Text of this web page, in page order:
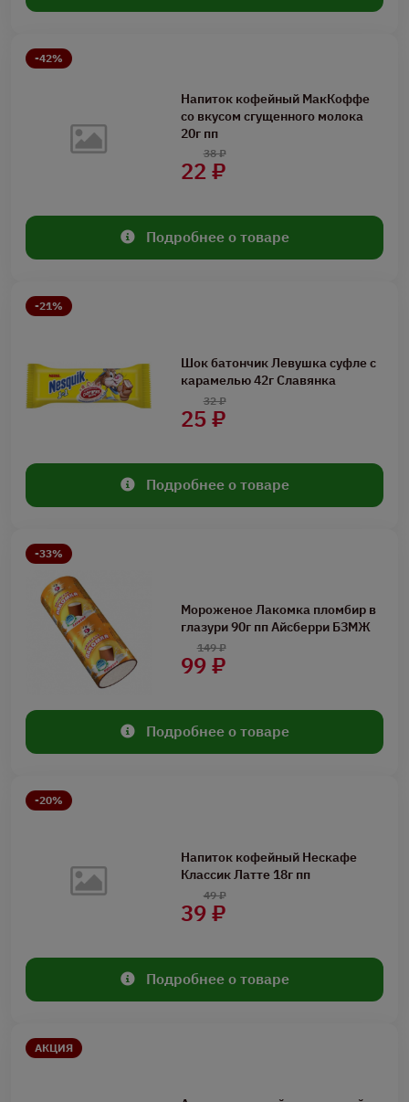
-42%
Напиток кофейный МакКоффе
со вкусом сгущенного молока
20г пп
22 ₽
38 ₽
Подробнее о товаре
-21%
Шок батончик Левушка суфле с
карамелью 42г Славянка
25 ₽
32 ₽
Подробнее о товаре
-33%
Мороженое Лакомка пломбир в
глазури 90г пп Айсберри БЗМЖ
99 ₽
149 ₽
Подробнее о товаре
-20%
Напиток кофейный Нескафе
Классик Латте 18г пп
39 ₽
49 ₽
Подробнее о товаре
АКЦИЯ